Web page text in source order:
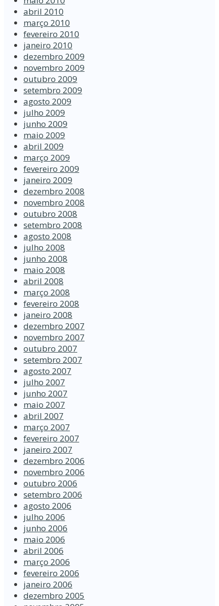
abril 2010
março 2010
fevereiro 2010
janeiro 2010
dezembro 2009
novembro 2009
outubro 2009
setembro 2009
agosto 2009
julho 2009
junho 2009
maio 2009
abril 2009
março 2009
fevereiro 2009
janeiro 2009
dezembro 2008
novembro 2008
outubro 2008
setembro 2008
agosto 2008
julho 2008
junho 2008
maio 2008
abril 2008
março 2008
fevereiro 2008
janeiro 2008
dezembro 2007
novembro 2007
outubro 2007
setembro 2007
agosto 2007
julho 2007
junho 2007
maio 2007
abril 2007
março 2007
fevereiro 2007
janeiro 2007
dezembro 2006
novembro 2006
outubro 2006
setembro 2006
agosto 2006
julho 2006
junho 2006
maio 2006
abril 2006
março 2006
fevereiro 2006
janeiro 2006
dezembro 2005